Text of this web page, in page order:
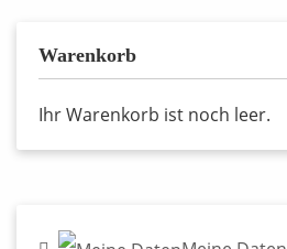
Warenkorb
Ihr Warenkorb ist noch leer.